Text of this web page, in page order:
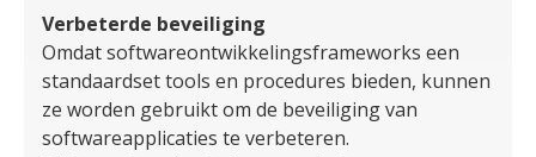
Verbeterde beveiliging
Omdat softwareontwikkelingsframeworks een
standaardset tools en procedures bieden, kunnen
ze worden gebruikt om de beveiliging van
softwareapplicaties te verbeteren.